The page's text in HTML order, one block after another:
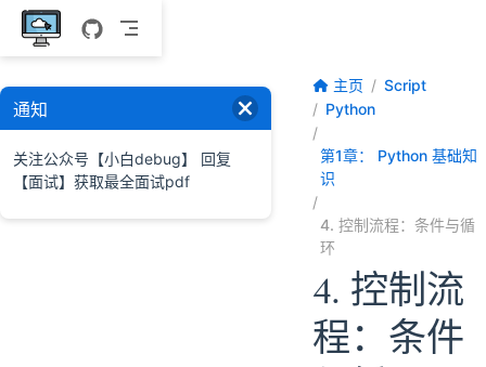
跳至主要內容
主页
Script
Python
第1章： Python 基础知
识
4. 控制流程：条件与循
环
4. 控制流
程：条件
通知
关注公众号【小白debug】 回复
【面试】获取最全面试pdf